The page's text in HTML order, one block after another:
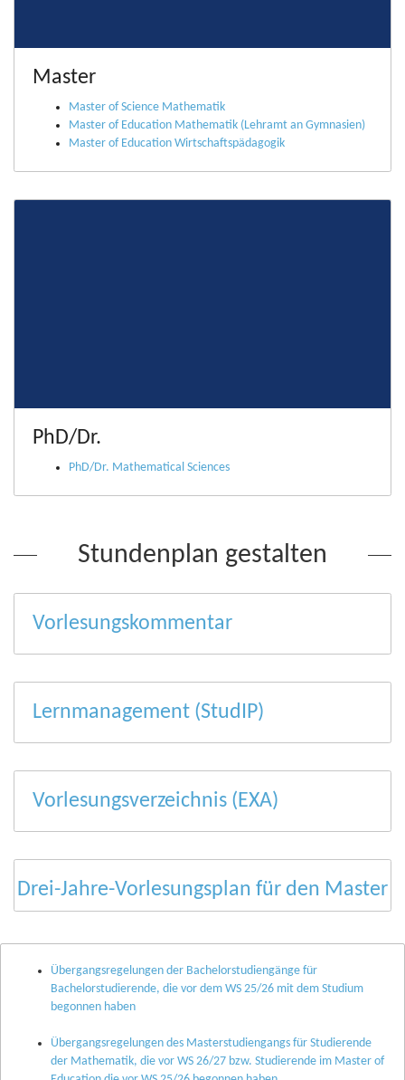
Master
Master of Science Mathematik
Master of Education Mathematik (Lehramt an Gymnasien)
Master of Education Wirtschaftspädagogik
PhD/Dr.
PhD/Dr. Mathematical Sciences
Stundenplan gestalten
Vorlesungskommentar
Lernmanagement (StudIP)
Vorlesungsverzeichnis (EXA)
Drei-Jahre-Vorlesungsplan für den Master
Übergangsregelungen der Bachelorstudiengänge für
Bachelorstudierende, die vor dem WS 25/26 mit dem Studium
begonnen haben
Übergangsregelungen des Masterstudiengangs für Studierende
der Mathematik, die vor WS 26/27 bzw. Studierende im Master of